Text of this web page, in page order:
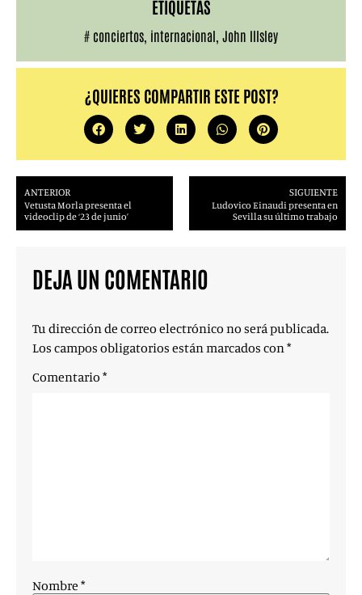
ETIQUETAS
# conciertos internacional John Illsley
¿QUIERES COMPARTIR ESTE POST?
ANTERIOR
Vetusta Morla presenta el
videoclip de ‘23 de junio’
SIGUIENTE
Ludovico Einaudi presenta en
Sevilla su último trabajo
DEJA UN COMENTARIO
Tu dirección de correo electrónico no será publicada.
Los campos obligatorios están marcados con*
Comentario *
Nombre *